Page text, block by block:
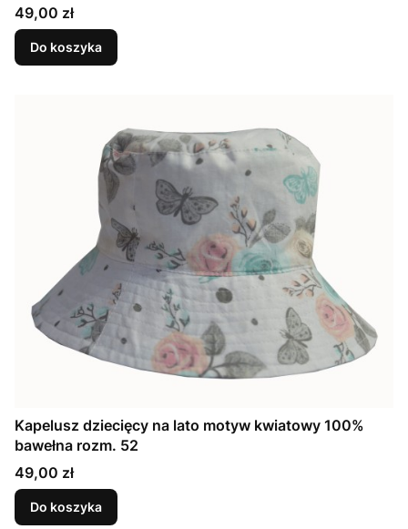
Cena
49,00 zł
Do koszyka
Kapelusz dziecięcy na lato motyw kwiatowy 100%
bawełna rozm. 52
Cena
49,00 zł
Do koszyka